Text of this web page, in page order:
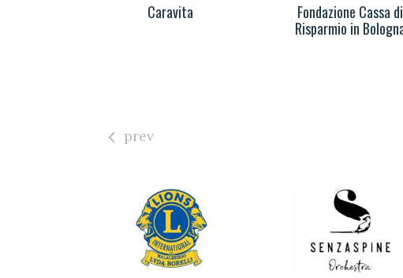
Caravita
Fondazione Cassa di
Risparmio in
prev